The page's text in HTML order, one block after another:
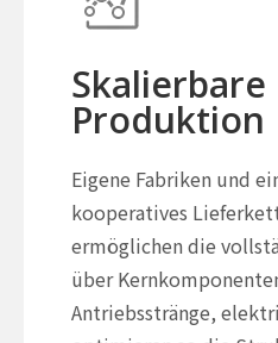
Skalierbare
Produktion
Eigene Fabriken und
kooperatives
ermöglichen die
über
Antriebsstränge,